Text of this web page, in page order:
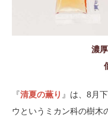
濃
『清夏の薫り 』は、8月
ウというミカン科の樹木